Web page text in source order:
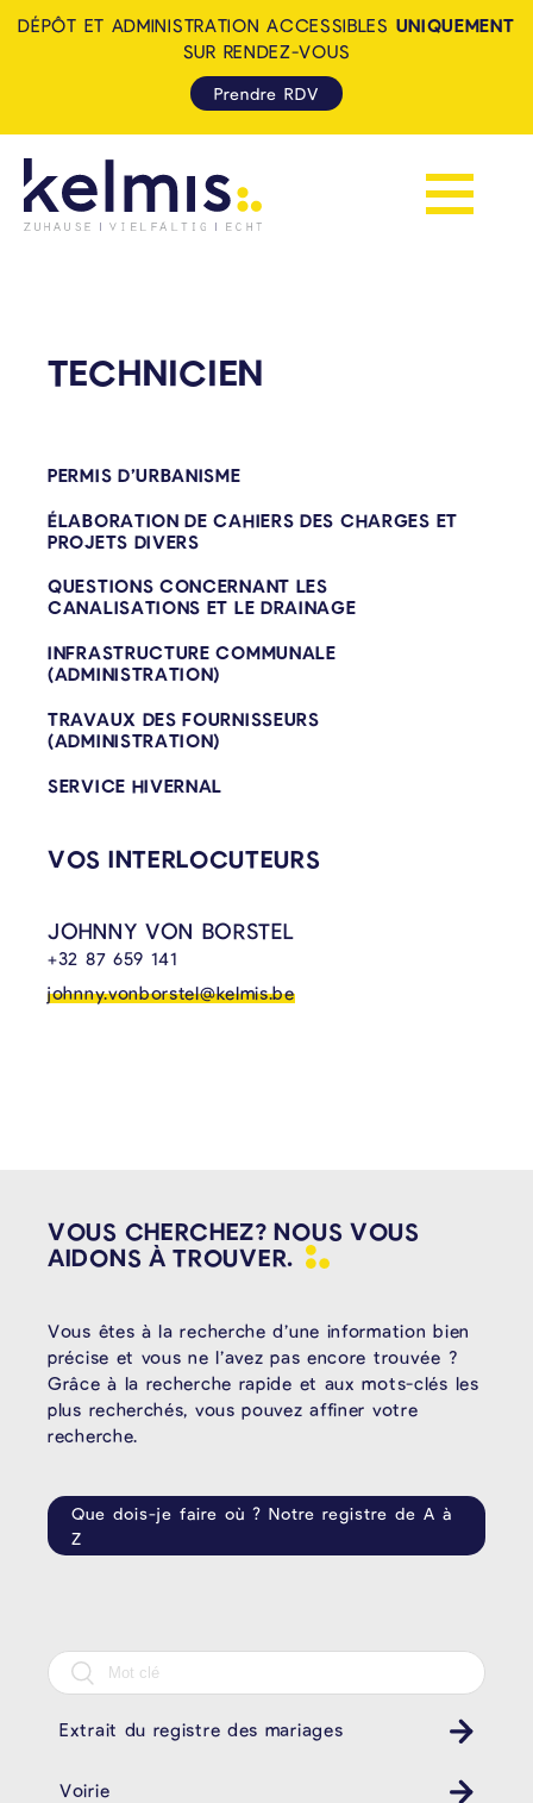
Afficher la
DÉPÔT ET ADMINISTRATION ACCESSIBLES UNIQUEMENT
SUR RENDEZ-VOUS
Prendre RDV
TECHNICIEN
PERMIS D’URBANISME
ÉLABORATION DE CAHIERS DES CHARGES ET
PROJETS DIVERS
QUESTIONS CONCERNANT LES
CANALISATIONS ET LE DRAINAGE
INFRASTRUCTURE COMMUNALE
(ADMINISTRATION)
TRAVAUX DES FOURNISSEURS
(ADMINISTRATION)
SERVICE HIVERNAL
VOS INTERLOCUTEURS
JOHNNY VON BORSTEL
+32 87 659 141
johnny.vonborstel@kelmis.be
VOUS CHERCHEZ? NOUS VOUS
AIDONS ÀTROUVER.
Vous êtes à la recherche d’une information bien
précise et vous ne l’avez pas encore trouvée ?
Grâce à la recherche rapide et aux mots-clés les
plus recherchés, vous pouvez affiner votre
recherche.
Que dois-je faire où ? Notre registre de A à
Z
Extrait du registre des mariages
Voirie